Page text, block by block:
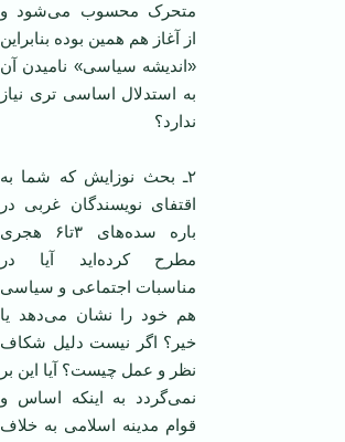
متحرک محسوب می‌شود و
از آغاز هم همین بوده بنابراین
«اندیشه سیاسی» نامیدن آن
به استدلال اساسی تری نیاز
ندارد؟
۲ـ بحث نوزایش که شما به
اقتفای نویسندگان غربی در
باره سده‌های ۳تا۶ هجری
مطرح کرده‌اید آیا در
مناسبات اجتماعی و سیاسی
هم خود را نشان می‌دهد یا
خیر؟ اگر نیست دلیل شکاف
نظر و عمل چیست؟ آیا این بر
نمی‌گردد به اینکه اساس و
قوام مدینه اسلامی به خلاف